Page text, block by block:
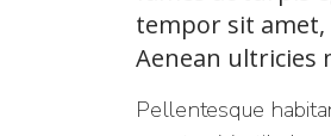
tempor sit amet,
Aenean ultricies
Pellentesque